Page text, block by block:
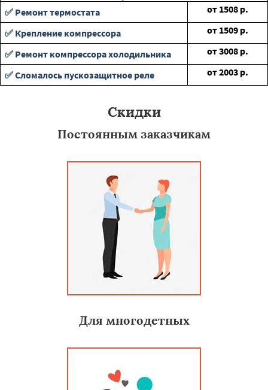
✅ Ремонт термостата
от 1508 р.
✅ Крепление компрессора
от 1509 р.
✅ Ремонт компрессора холодильника
от3008 р.
✅ Сломалось пускозащитное реле
от2003 р.
Скидки
Постоянным заказчикам
Для многодетных